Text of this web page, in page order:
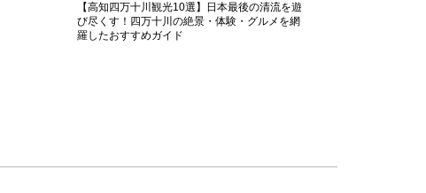
【高知四万十川観光10選】日本最後の清流を遊
び尽くす！四万十川の絶景・体験・グルメを網
羅したおすすめガイド